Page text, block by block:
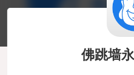
佛跳墙